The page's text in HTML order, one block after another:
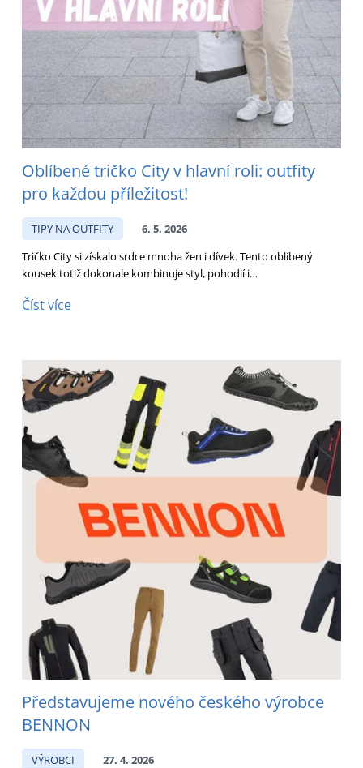
Oblíbené tričko City v hlavní roli: outfity
pro každou příležitost!
TIPY NA OUTFITY
6. 5. 2026
Tričko City si získalo srdce mnoha žen i dívek. Tento oblíbený
kousek totiž dokonale kombinuje styl, pohodlí i…
Číst více
Představujeme nového českého výrobce
BENNON
VÝROBCI
27. 4. 2026